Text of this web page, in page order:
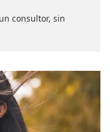
consultor, sin